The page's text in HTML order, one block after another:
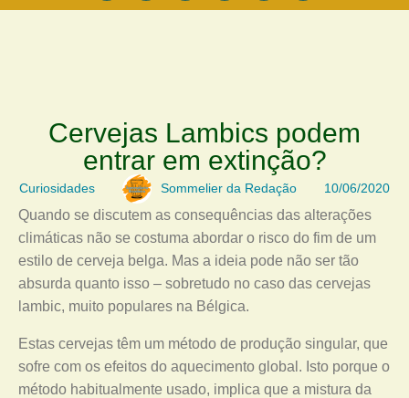
Cervejas Lambics podem
entrar em extinção?
Curiosidades Sommelier da Redação 10/06/2020
Quando se discutem as consequências das alterações
climáticas não se costuma abordar o risco do fim de um
estilo de cerveja belga. Mas a ideia pode não ser tão
absurda quanto isso – sobretudo no caso das cervejas
lambic, muito populares na Bélgica.
Estas cervejas têm um método de produção singular, que
sofre com os efeitos do aquecimento global. Isto porque o
método habitualmente usado, implica que a mistura da